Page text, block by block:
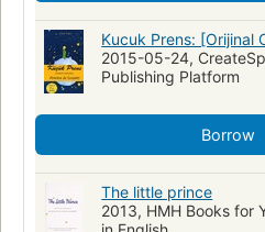
Novela juvenil
Fiction, general
Princes -- Juvenile fiction
Air
Friendship -- Juvenile fiction
Princes -- Romans, nouvelles, etc.
Pilotes d'aéronef -- Romans,
Pilotos aéreos -- Novela juvenil
Cuentos de hadas
Air pilots
Kucuk Prens: [Orijinal
2015-05-24,
Publishing Platform
Borrow
The little prince
2013, HMH Books for